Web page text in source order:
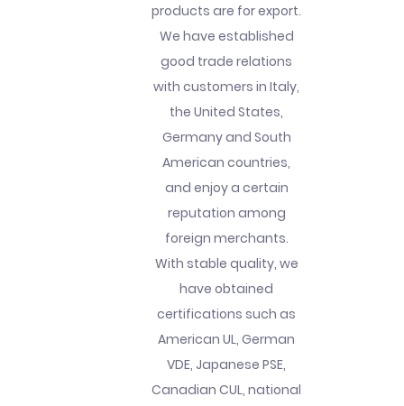
products are for export.
We have established
good trade relations
with customers in Italy,
the United States,
Germany and South
American countries,
and enjoy a certain
reputation among
foreign merchants.
With stable quality, we
have obtained
certifications such as
American UL, German
VDE, Japanese PSE,
Canadian CUL, national